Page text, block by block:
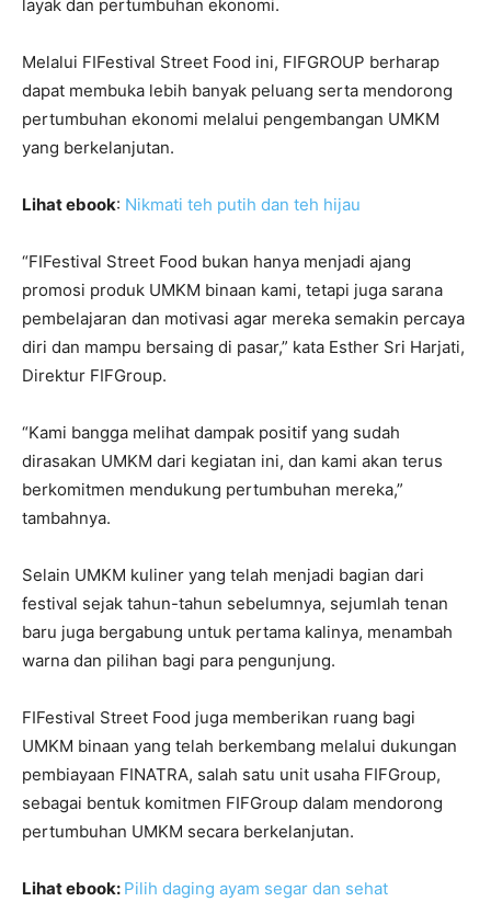
layak dan pertumbuhan ekonomi.
Melalui FIFestival Street Food ini, FIFGROUP berharap
dapat membuka lebih banyak peluang serta mendorong
pertumbuhan ekonomi melalui pengembangan UMKM
yang berkelanjutan.
Lihat ebook: Nikmati teh putih dan teh hijau
“FIFestival Street Food bukan hanya menjadi ajang
promosi produk UMKM binaan kami, tetapi juga sarana
pembelajaran dan motivasi agar mereka semakin percaya
diri dan mampu bersaing di pasar,” kata Esther Sri Harjati,
Direktur FIFGroup.
“Kami bangga melihat dampak positif yang sudah
dirasakan UMKM dari kegiatan ini, dan kami akan terus
berkomitmen mendukung pertumbuhan mereka,”
tambahnya.
Selain UMKM kuliner yang telah menjadi bagian dari
festival sejak tahun-tahun sebelumnya, sejumlah tenan
baru juga bergabung untuk pertama kalinya, menambah
warna dan pilihan bagi para pengunjung.
FIFestival Street Food juga memberikan ruang bagi
UMKM binaan yang telah berkembang melalui dukungan
pembiayaan FINATRA, salah satu unit usaha FIFGroup,
sebagai bentuk komitmen FIFGroup dalam mendorong
pertumbuhan UMKM secara berkelanjutan.
Lihat ebook: Pilih daging ayam segar dan sehat